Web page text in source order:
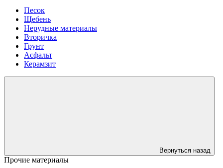
Песок
Щебень
Нерудные материалы
Вторичка
Грунт
Асфальт
Керамзит
Вернуться назад
Прочие материалы